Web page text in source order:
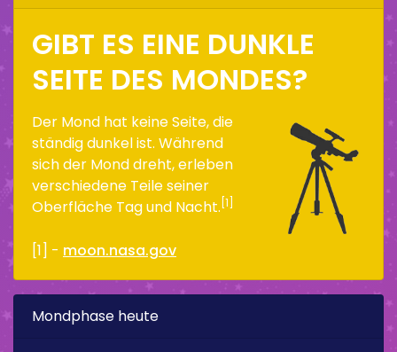
GIBT ES EINE DUNKLE
SEITE DES MONDES?
Der Mond hat keine Seite, die
ständig dunkel ist. Während
sich der Mond dreht, erleben
verschiedene Teile seiner
Oberfläche Tag und Nacht. [1]
[1] - moon.nasa.gov
Mondphase heute